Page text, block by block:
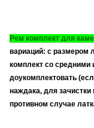
Рем комплект для
вариаций: с размером
комплект со средними
доукомплектовать
наждака, для
противном случае